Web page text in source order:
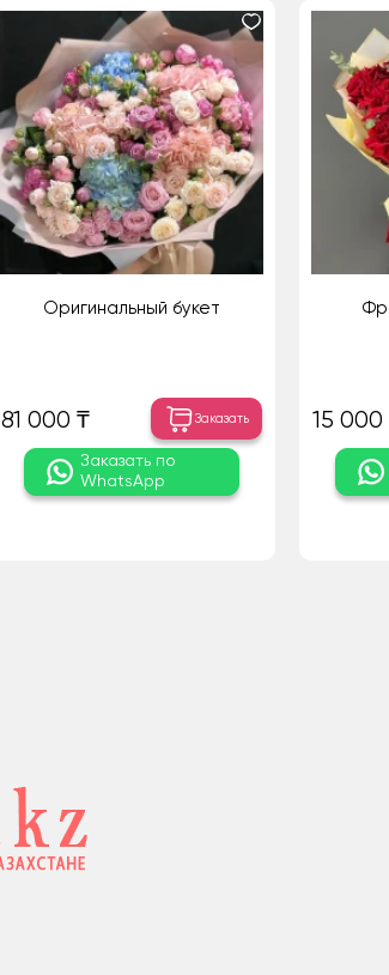
Оригинальный букет
81 000 ₸ Заказать
Заказать по
WhatsApp
15 000